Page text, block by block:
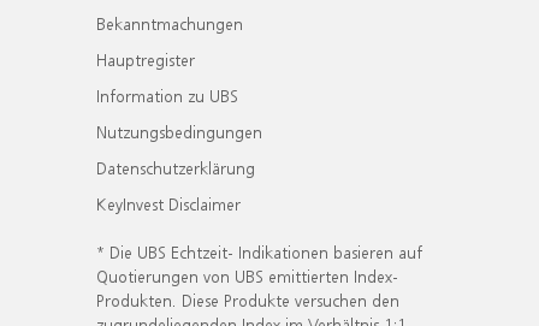
Bekanntmachungen
Hauptregister
Information zu UBS
Nutzungsbedingungen
Datenschutzerklärung
KeyInvest Disclaimer
* Die UBS Echtzeit- Indikationen basieren auf
Quotierungen von UBS emittierten Index-
Produkten. Diese Produkte versuchen den